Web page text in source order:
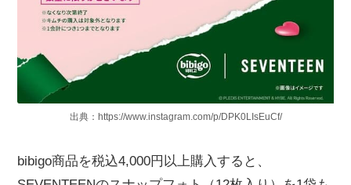
出典：https://www.instagram.com/p/DPK0LIsEuCf/
bibigo商品を税込4,000円以上購入すると、